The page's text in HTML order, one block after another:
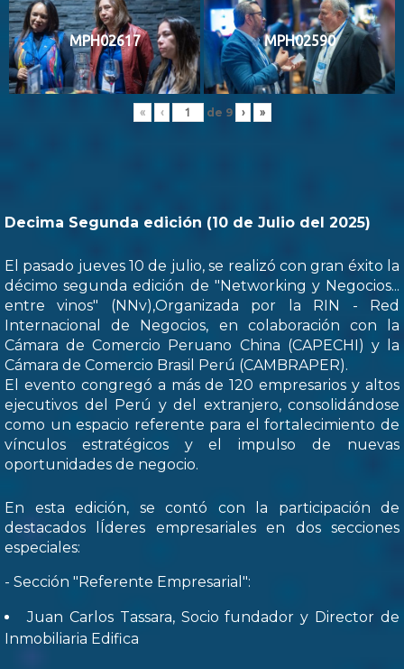
MPH02617 MPH02590
« ‹ de 9 › »
Decima Segunda edición (10 de Julio del 2025)
El pasado jueves 10 de julio, se realizó con gran éxito la
décimo segunda edición de "Networking y Negocios...
entre vinos" (NNv),Organizada por la RIN - Red
Internacional de Negocios, en colaboración con la
Cámara de Comercio Peruano China (CAPECHI) y la
Cámara de Comercio Brasil Perú (CAMBRAPER).
El evento congregó a más de 120 empresarios y altos
ejecutivos del Perú y del extranjero, consolidándose
como un espacio referente para el fortalecimiento de
vínculos estratégicos y el impulso de nuevas
oportunidades de negocio.
En esta edición, se contó con la participación de
destacados lÍderes empresariales en dos secciones
especiales:
- Sección "Referente Empresarial":
Juan Carlos Tassara, Socio fundador y Director de
Inmobiliaria Edifica